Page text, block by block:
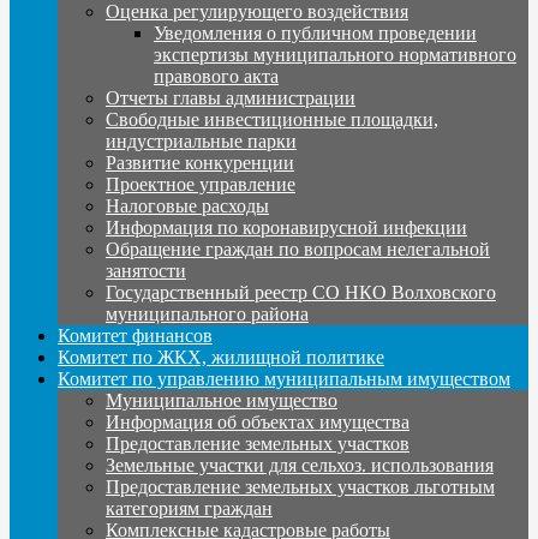
Оценка регулирующего воздействия
Уведомления о публичном проведении
экспертизы муниципального нормативного
правового акта
Отчеты главы администрации
Свободные инвестиционные площадки,
индустриальные парки
Развитие конкуренции
Проектное управление
Налоговые расходы
Информация по коронавирусной инфекции
Обращение граждан по вопросам нелегальной
занятости
Государственный реестр СО НКО Волховского
муниципального района
Комитет финансов
Комитет по ЖКХ, жилищной политике
Комитет по управлению муниципальным имуществом
Муниципальное имущество
Информация об объектах имущества
Предоставление земельных участков
Земельные участки для сельхоз. использования
Предоставление земельных участков льготным
категориям граждан
Комплексные кадастровые работы